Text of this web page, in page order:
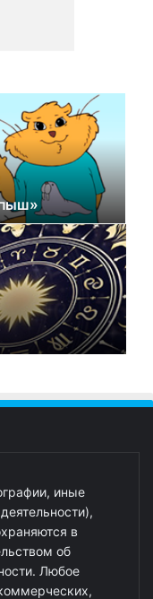
иные
в
об
Любое